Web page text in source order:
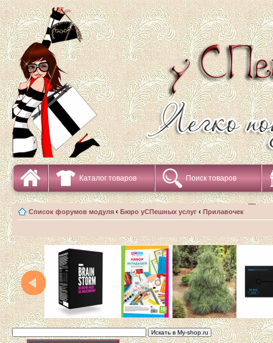
Каталог товаров Поиск товаров
Список форумов модуля ‹ Бюро уСПешных услуг ‹ Прилавочек